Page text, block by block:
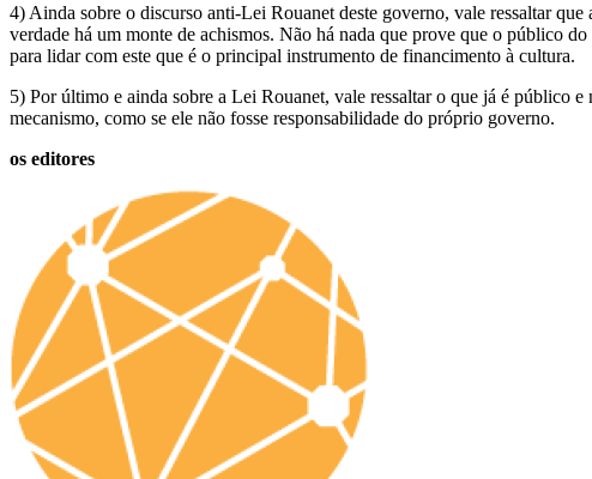
4) Ainda sobre o discurso anti-Lei Rouanet deste governo, vale ressaltar
verdade há um monte de achismos. Não há nada que prove que o público
para lidar com este que é o principal instrumento de financimento à cultura.
5) Por último e ainda sobre a Lei Rouanet, vale ressaltar o que já é público
mecanismo, como se ele não fosse responsabilidade do próprio governo.
os editores